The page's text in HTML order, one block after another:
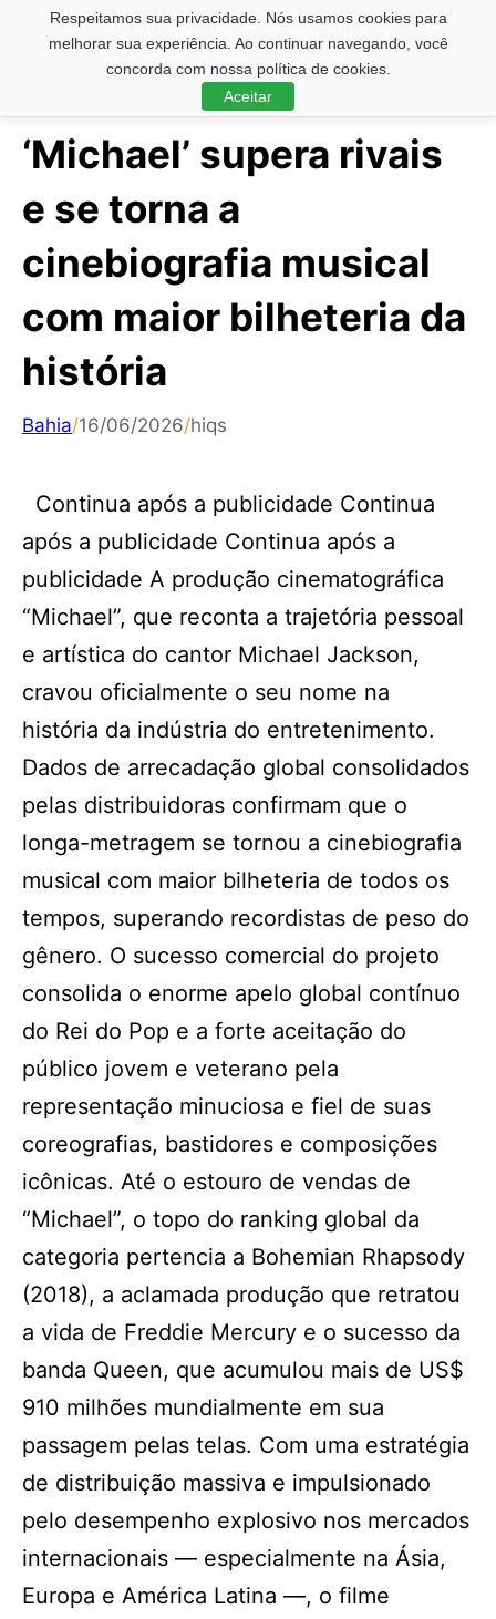
Respeitamos sua privacidade. Nós usamos cookies para
melhorar sua experiência. Ao continuar navegando, você
concorda com nossa política de cookies.
Aceitar
Pesquisar ...
‘Michael’ supera rivais
e se torna a
cinebiografia musical
com maior bilheteria da
história
Bahia/16/06/2026/hiqs
Continua após a publicidade Continua
após a publicidade Continua após a
publicidade A produção cinematográfica
“Michael”, que reconta a trajetória pessoal
e artística do cantor Michael Jackson,
cravou oficialmente o seu nome na
história da indústria do entretenimento.
Dados de arrecadação global consolidados
pelas distribuidoras confirmam que o
longa-metragem se tornou a cinebiografia
musical com maior bilheteria de todos os
tempos, superando recordistas de peso do
gênero. O sucesso comercial do projeto
consolida o enorme apelo global contínuo
do Rei do Pop e a forte aceitação do
público jovem e veterano pela
representação minuciosa e fiel de suas
coreografias, bastidores e composições
icônicas. Até o estouro de vendas de
“Michael”, o topo do ranking global da
categoria pertencia a Bohemian Rhapsody
(2018), a aclamada produção que retratou
a vida de Freddie Mercury e o sucesso da
banda Queen, que acumulou mais de US$
910 milhões mundialmente em sua
passagem pelas telas. Com uma estratégia
de distribuição massiva e impulsionado
pelo desempenho explosivo nos mercados
internacionais — especialmente na Ásia,
Europa e América Latina —, o filme